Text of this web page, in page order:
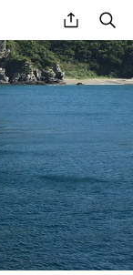
share